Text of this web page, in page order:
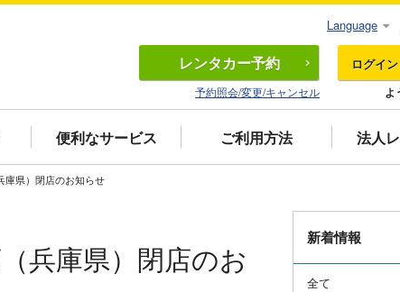
レンタカー予約
予約照会/変更/キャンセル
ログイン
よ
便利なサービス ご利用方法 法人
Language
庫県）閉店のお知らせ
兵庫県）閉店のお
新着情報
全て